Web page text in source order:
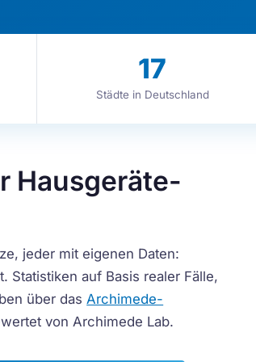
17
Städte in Deutschland
Hausgeräte-
jeder mit eigenen Daten:
Statistiken auf Basis realer Fälle,
über dasArchimede-
von Archimede Lab.